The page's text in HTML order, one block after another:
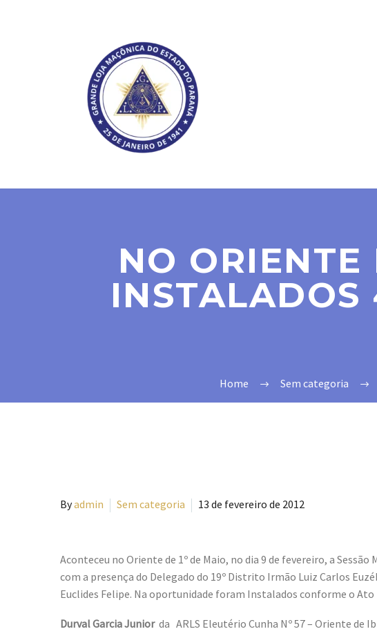
NO ORIENTE
INSTALADOS
Home Sem categoria
Byadmin Sem categoria 13 de fevereiro de 2012
Aconteceu no Oriente de 1º de Maio, no dia 9 de fevereiro, a
com a presença do Delegado do 19º Distrito Irmão Luiz Carlos
Euclides Felipe. Na oportunidade foram Instalados conforme o Ato
Durval Garcia Junior da ARLS Eleutério Cunha Nº 57 – Oriente de